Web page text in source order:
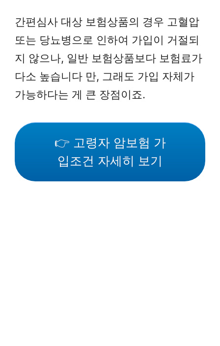
간편심사 대상 보험상품의 경우 고혈압
또는 당뇨병으로 인하여 가입이 거절되
지 않으나, 일반 보험상품보다 보험료가
다소 높습니다 만, 그래도 가입 자체가
가능하다는 게 큰 장점이죠.
👉 고령자 암보험 가
입조건 자세히 보기